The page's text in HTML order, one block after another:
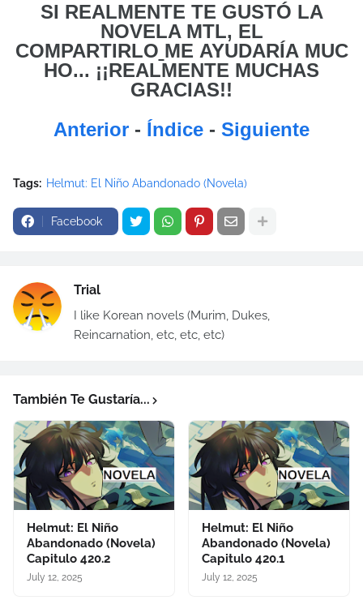
SI REALMENTE TE GUSTÓ LA
NOVELA MTL, EL
COMPARTIRLO ME AYUDARÍA MUC
HO... ¡¡REALMENTE MUCHAS
GRACIAS!!
Anterior - Índice - Siguiente
Tags: Helmut: El Niño Abandonado (Novela)
Facebook
Trial
I like Korean novels (Murim, Dukes,
Reincarnation, etc, etc, etc)
También Te Gustaría...
Helmut: El Niño
Abandonado (Novela)
Capitulo 420.2
July 12, 2025
Helmut: El Niño
Abandonado (Novela)
Capitulo 420.1
July 12, 2025